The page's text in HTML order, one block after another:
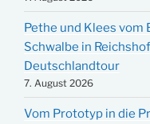
Pethe und Klees vom
Schwalbe in
Deutschlandtour
7. August 2026
Vom Prototyp in die